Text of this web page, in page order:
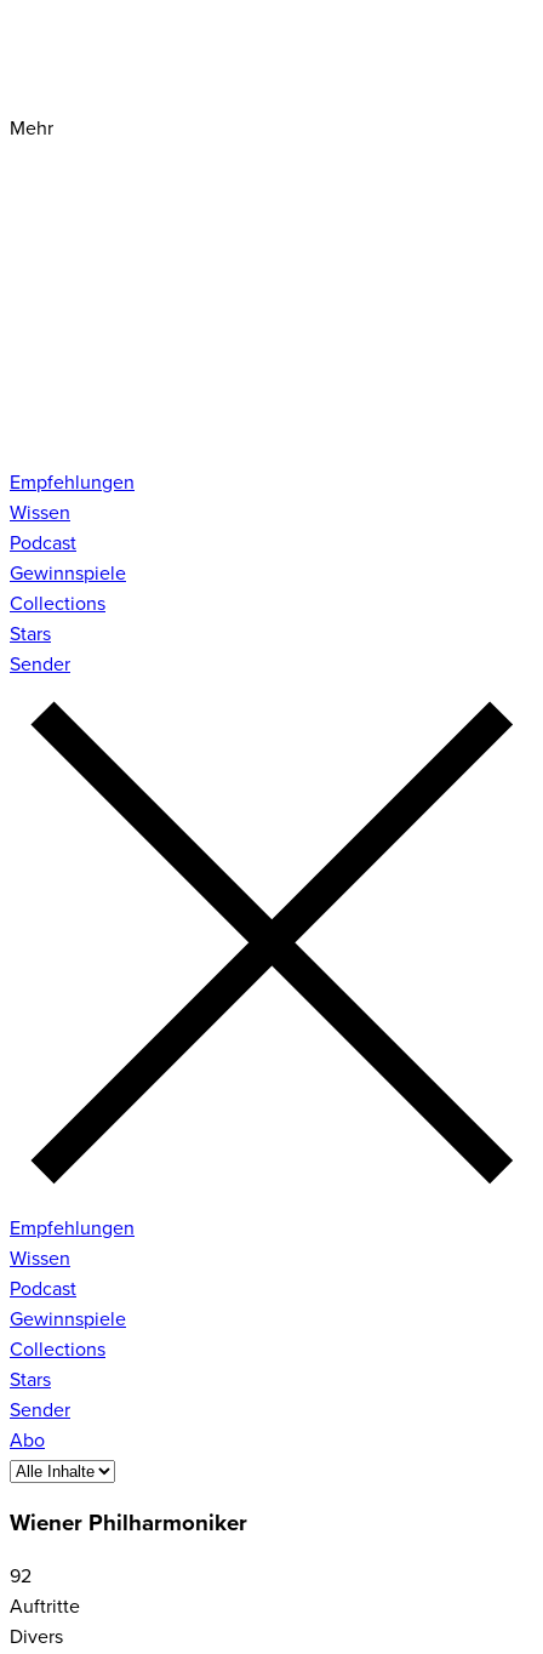
Mehr
Empfehlungen
Wissen
Podcast
Gewinnspiele
Collections
Stars
Sender
Empfehlungen
Wissen
Podcast
Gewinnspiele
Collections
Stars
Sender
Abo
Wiener Philharmoniker
92
Auftritte
Divers